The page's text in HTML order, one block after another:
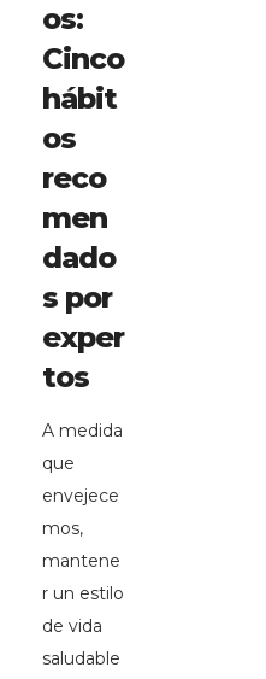
os:
Cinco
hábit
os
reco
men
dado
s por
exper
tos
A medida
que
envejece
mos,
mantene
r un estilo
de vida
saludable